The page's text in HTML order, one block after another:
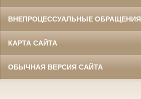
ВНЕПРОЦЕССУАЛЬНЫЕ ОБРАЩЕНИЯ
КАРТА САЙТА
ОБЫЧНАЯ ВЕРСИЯ САЙТА